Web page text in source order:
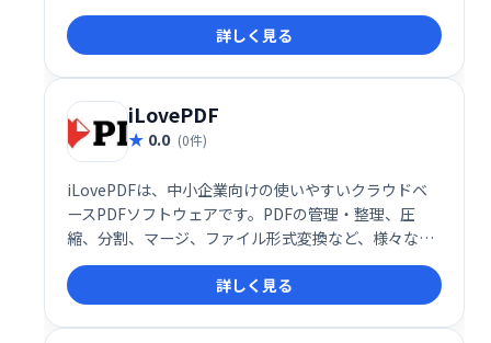
で、デザインスキルがなくても、数分でプロフェッシ
ョナルなレポートを作成できます。コンテンツを追加
するだけで、洗練されたPDFレポートが完成します。
複雑な設計作業は不要で、効率的なレポート作成を実
現します。
詳しく見る
iLovePDF
0.0 (0件)
iLovePDFは、中小企業向けの使いやすいクラウドベ
ースPDFソフトウェアです。PDFの管理・整理、圧
縮、分割、マージ、ファイル形式変換など、様々な機
能を提供します。OfficeファイルからのPDF変換も簡
単に行えます。ダウンロードリンク管理や透かし追加
機能も搭載し、PDF業務を効率化します。
詳しく見る